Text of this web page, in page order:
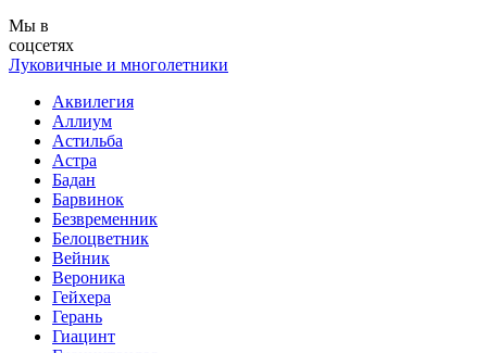
Мы в
соцсетях
Луковичные и многолетники
Аквилегия
Аллиум
Астильба
Астра
Бадан
Барвинок
Безвременник
Белоцветник
Вейник
Вероника
Гейхера
Герань
Гиацинт